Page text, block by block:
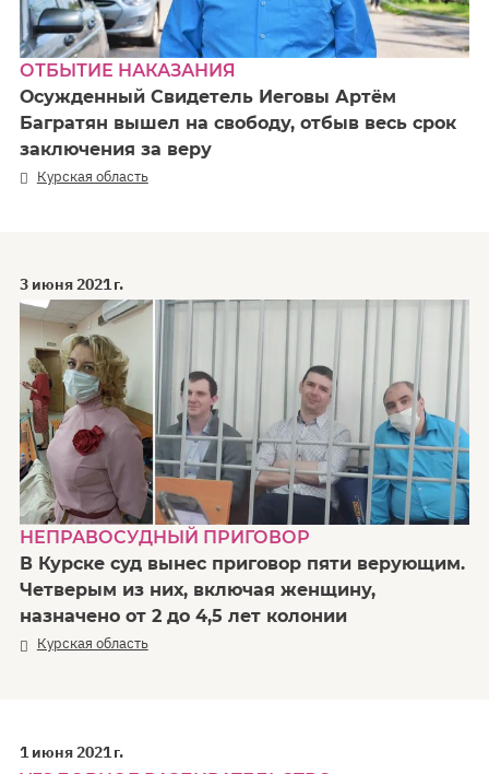
ОТБЫТИЕ НАКАЗАНИЯ
Осужденный Свидетель Иеговы Артём
Багратян вышел на свободу, отбыв весь срок
заключения за веру
Курская область
3 июня 2021 г.
НЕПРАВОСУДНЫЙ ПРИГОВОР
В Курске суд вынес приговор пяти верующим.
Четверым из них, включая женщину,
назначено от 2 до 4,5 лет колонии
Курская область
1 июня 2021 г.